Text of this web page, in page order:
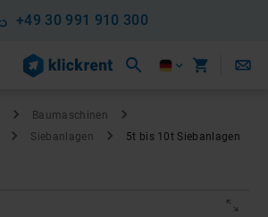
+49 30 991 910 300
Baumaschinen
Siebanlagen 5t bis 10t Siebanlagen